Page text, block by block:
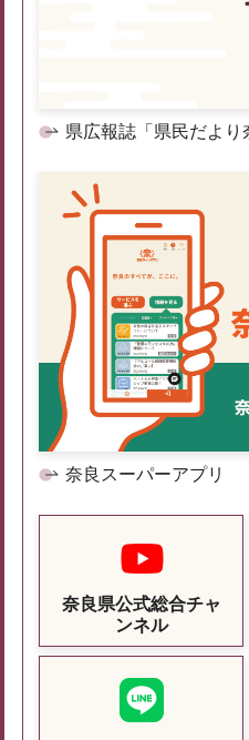
県広報誌「県民だより
奈良スーパーアプリ
奈良県公式総合チャ
ンネル